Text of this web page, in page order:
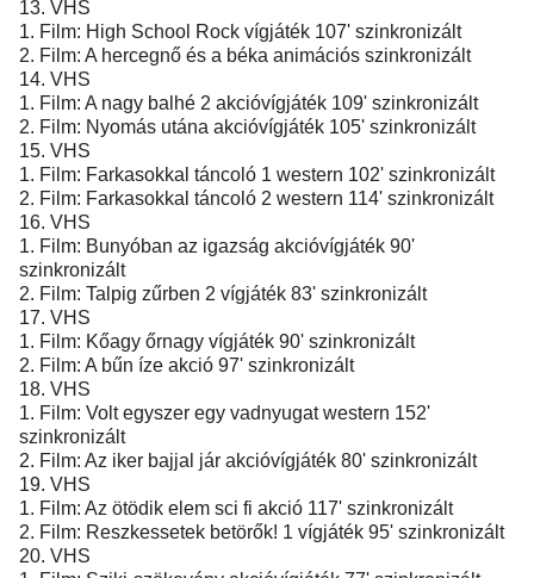
13. VHS
1. Film: High School Rock vígjáték 107' szinkronizált
2. Film: A hercegnő és a béka animációs szinkronizált
14. VHS
1. Film: A nagy balhé 2 akcióvígjáték 109' szinkronizált
2. Film: Nyomás utána akcióvígjáték 105' szinkronizált
15. VHS
1. Film: Farkasokkal táncoló 1 western 102' szinkronizált
2. Film: Farkasokkal táncoló 2 western 114' szinkronizált
16. VHS
1. Film: Bunyóban az igazság akcióvígjáték 90'
szinkronizált
2. Film: Talpig zűrben 2 vígjáték 83' szinkronizált
17. VHS
1. Film: Kőagy őrnagy vígjáték 90' szinkronizált
2. Film: A bűn íze akció 97' szinkronizált
18. VHS
1. Film: Volt egyszer egy vadnyugat western 152'
szinkronizált
2. Film: Az iker bajjal jár akcióvígjáték 80' szinkronizált
19. VHS
1. Film: Az ötödik elem sci fi akció 117' szinkronizált
2. Film: Reszkessetek betörők! 1 vígjáték 95' szinkronizált
20. VHS